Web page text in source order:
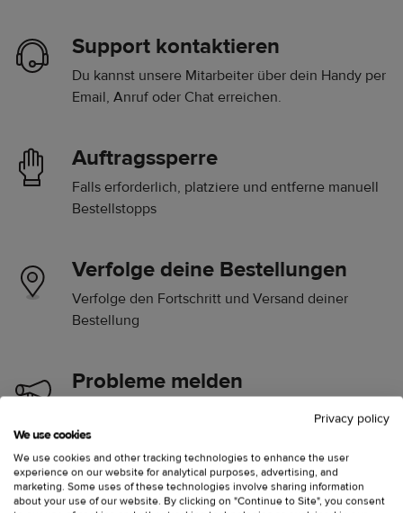
Support kontaktieren
Du kannst unsere Mitarbeiter über dein Handy per
Email, Anruf oder Chat erreichen.
Auftragssperre
Falls erforderlich, platziere und entferne manuell
Bestellstopps
Verfolge deine Bestellungen
Verfolge den Fortschritt und Versand deiner
Bestellung
Probleme melden
Mache mit der Kamera deines Handys ein Foto
oder wähle eine vorhandene Aufnahme aus, um
uns mitzuteilen, dass bei einer Bestellung etwas
nicht stimmt
Privacy policy
We use cookies
We use cookies and other tracking technologies to enhance the user
experience on our website for analytical purposes, advertising, and
marketing. Some uses of these technologies involve sharing information
about your use of our website. By clicking on "Continue to Site", you consent